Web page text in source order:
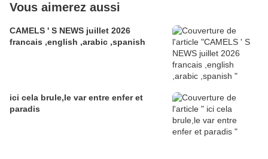
Vous aimerez aussi
CAMELS ' S NEWS juillet 2026
francais ,english ,arabic ,spanish
ici cela brule,le var entre enfer et
paradis